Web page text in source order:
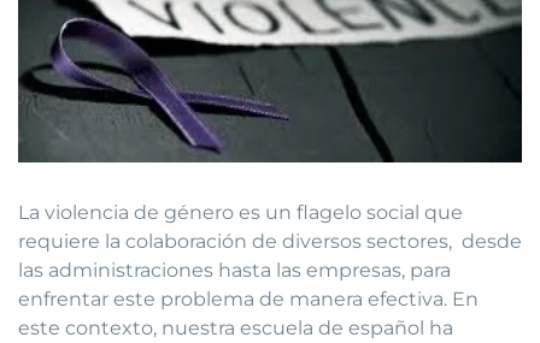
La violencia de género es un flagelo social que
requiere la colaboración de diversos sectores, desde
las administraciones hasta las empresas, para
enfrentar este problema de manera efectiva. En
este contexto, nuestra escuela de español ha